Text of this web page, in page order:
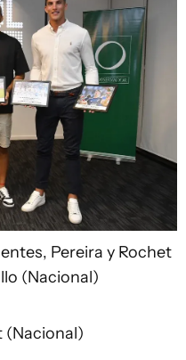
Pereira y Rochet
(Nacional)
(Nacional)